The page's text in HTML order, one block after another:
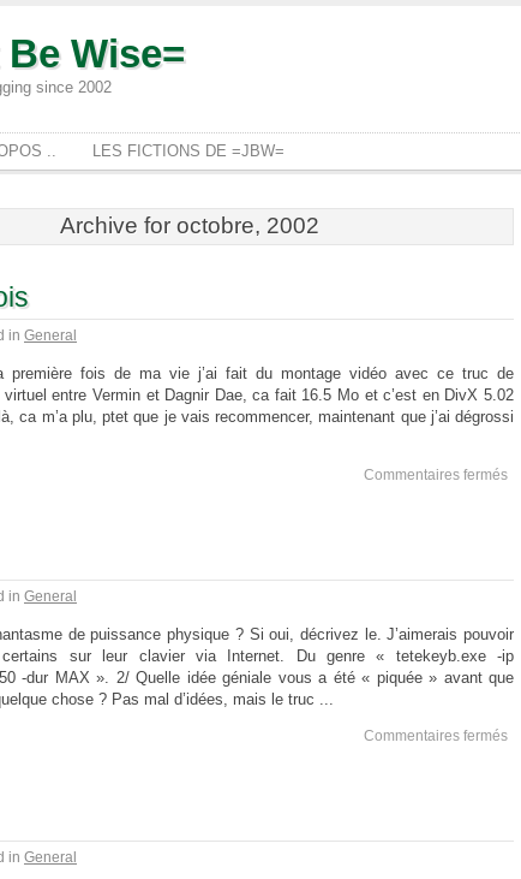
Wise=
since 2002
.. LES FICTIONS DE =JBW=
Archive for octobre, 2002
in General
première fois de ma vie j’ai fait du montage vidéo avec ce truc de
entre Vermin et Dagnir Dae, ca fait 16.5 Mo et c’est en DivX 5.02
ca m’a plu, ptet que je vais recommencer, maintenant que j’ai dégrossi
Commentaires fermés
in General
de puissance physique ? Si oui, décrivez le. J’aimerais pouvoir
sur leur clavier via Internet. Du genre « tetekeyb.exe -ip
-dur MAX ». 2/ Quelle idée géniale vous a été « piquée » avant que
chose ? Pas mal d’idées, mais le truc ...
Commentaires fermés
in General